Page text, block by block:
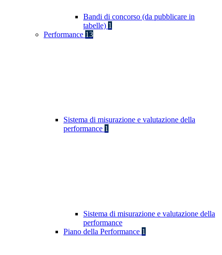
Bandi di concorso (da pubblicare in
tabelle) 1
Performance 13
Sistema di misurazione e valutazione della
performance 1
Sistema di misurazione e valutazione della
performance
Piano della Performance 1